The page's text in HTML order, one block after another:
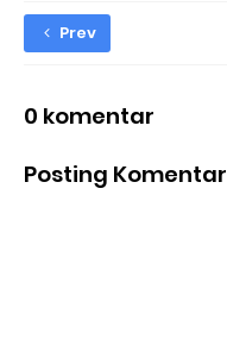
Prev
0 komentar
Posting Komentar